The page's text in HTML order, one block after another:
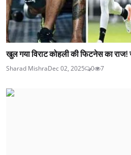
खुल गया विराट कोहली की फिटनेस का
Sharad MishraDec 02, 2025 0 7